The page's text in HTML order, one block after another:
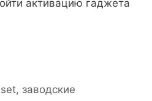
активацию гаджета
, заводские